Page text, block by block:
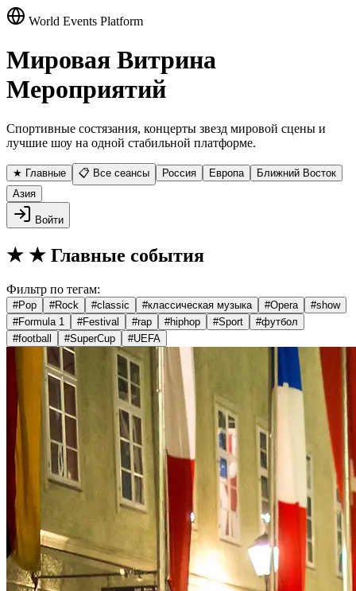
World Events Platform
Мировая Витрина
Мероприятий
Спортивные состязания, концерты звезд мировой сцены и
лучшие шоу на одной стабильной платформе.
★ Главные 📋 Все сеансы Россия Европа
Ближний Восток
Азия
Войти
★ ★ Главные события
Фильтр по тегам:
#Pop #Rock #classic #классическая музыка #Opera #show
#Formula 1 #Festival #rap #hiphop #Sport #футбол
#football #SuperCup #UEFA